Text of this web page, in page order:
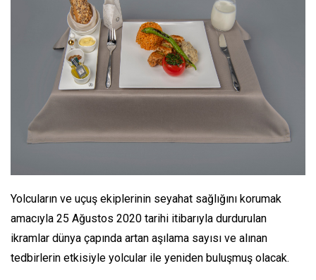
Yolcuların ve uçuş ekiplerinin seyahat sağlığını korumak
amacıyla 25 Ağustos 2020 tarihi itibarıyla durdurulan
ikramlar dünya çapında artan aşılama sayısı ve alınan
tedbirlerin etkisiyle yolcular ile yeniden buluşmuş olacak.